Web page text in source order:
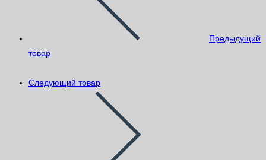
Предыдущий
товар
Следующий товар